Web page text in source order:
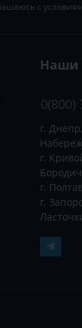
с
Наши
0(800)
г.
г.
г.
г.